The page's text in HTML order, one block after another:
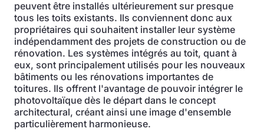
peuvent être installés ultérieurement sur presque
tous les toits existants. Ils conviennent donc aux
propriétaires qui souhaitent installer leur système
indépendamment des projets de construction ou de
rénovation. Les systèmes intégrés au toit, quant à
eux, sont principalement utilisés pour les nouveaux
bâtiments ou les rénovations importantes de
toitures. Ils offrent l'avantage de pouvoir intégrer le
photovoltaïque dès le départ dans le concept
architectural, créant ainsi une image d'ensemble
particulièrement harmonieuse.